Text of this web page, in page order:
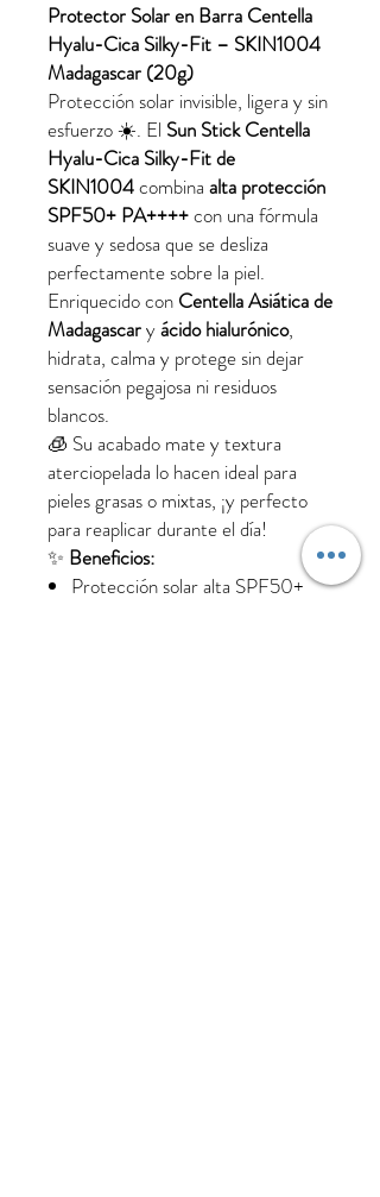
Protector Solar en Barra Centella
Hyalu-Cica Silky-Fit – SKIN1004
Madagascar (20g)
Protección solar invisible, ligera y sin
esfuerzo ☀️. El Sun Stick Centella
Hyalu-Cica Silky-Fit de
SKIN1004combina alta protección
SPF50+ PA++++con una fórmula
suave y sedosa que se desliza
perfectamente sobre la piel.
Enriquecido con Centella Asiática de
Madagascaryácido hialurónico,
hidrata, calma y protege sin dejar
sensación pegajosa ni residuos
blancos.
🧊 Su acabado mate y textura
aterciopelada lo hacen ideal para
pieles grasas o mixtas, ¡y perfecto
para reaplicar durante el día!
✨ Beneficios:
Protección solar alta SPF50+